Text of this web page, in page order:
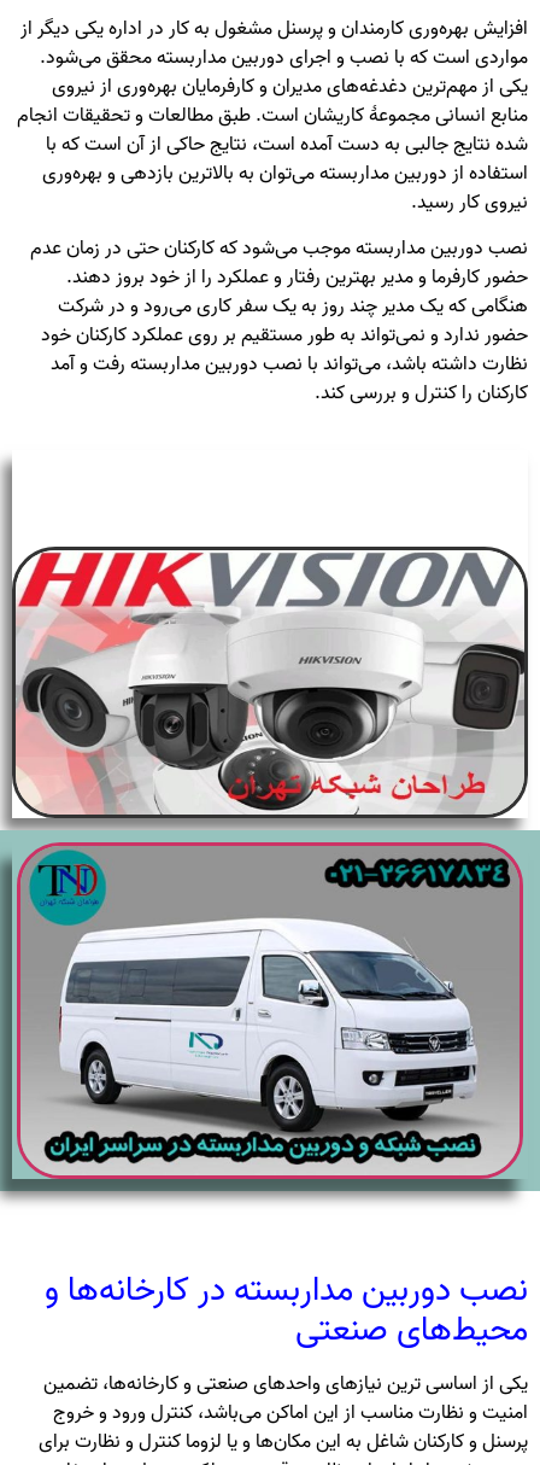
افزایش بهره‌وری کارمندان و پرسنل مشغول به کار در اداره یکی دیگر از
مواردی است که با نصب و اجرای دوربین مداربسته محقق می‌شود.
یکی از مهم‌ترین دغدغه‌های مدیران و کارفرمایان بهره‌وری از نیروی
منابع انسانی مجموعهٔ کاریشان است. طبق مطالعات و تحقیقات انجام
شده نتایج جالبی به دست آمده است، نتایج حاکی از آن است که با
استفاده از دوربین مداربسته می‌توان به بالاترین بازدهی و بهره‌وری
نیروی کار رسید.
نصب دوربین مداربسته موجب می‌شود که کارکنان حتی در زمان عدم
حضور کارفرما و مدیر بهترین رفتار و عملکرد را از خود بروز دهند.
هنگامی که یک مدیر چند روز به یک سفر کاری می‌رود و در شرکت
حضور ندارد و نمی‌تواند به طور مستقیم بر روی عملکرد کارکنان خود
نظارت داشته باشد، می‌تواند با نصب دوربین مداربسته رفت و آمد
کارکنان را کنترل و بررسی کند.
نصب دوربین مداربسته در کارخانه‌ها و
محیط‌های صنعتی
یکی از اساسی ترین نیازهای واحدهای صنعتی و کارخانه‌ها، تضمین
امنیت و نظارت مناسب از این اماکن می‌باشد، کنترل ورود و خروج
پرسنل و کارکنان شاغل به این مکان‌ها و یا لزوما کنترل و نظارت برای